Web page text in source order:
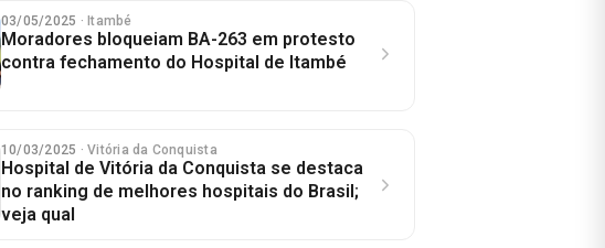
03/05/2025 · Itambé
Moradores bloqueiam BA-263 em protesto
contra fechamento do Hospital de Itambé
10/03/2025 · Vitória da Conquista
Hospital de Vitória da Conquista se destaca
no ranking de melhores hospitais do Brasil;
veja qual